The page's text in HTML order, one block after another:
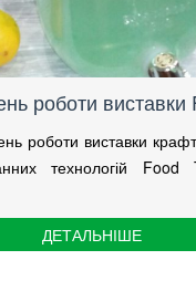
роботи виставки
роботи виставки
технологій
ДЕТАЛЬНІШЕ